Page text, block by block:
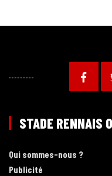
STADE RENNAIS
Qui sommes-nous ?
Publicité